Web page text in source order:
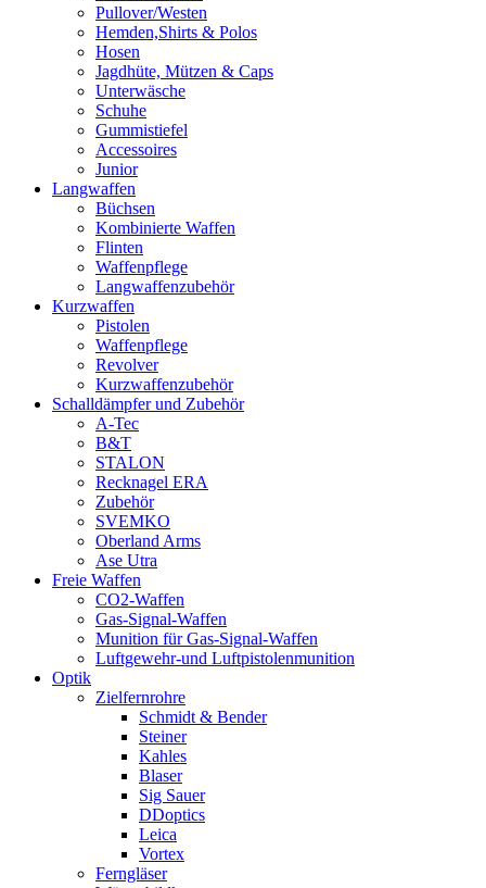
Pullover/Westen
Hemden,Shirts & Polos
Hosen
Jagdhüte, Mützen & Caps
Unterwäsche
Schuhe
Gummistiefel
Accessoires
Junior
Langwaffen
Büchsen
Kombinierte Waffen
Flinten
Waffenpflege
Langwaffenzubehör
Kurzwaffen
Pistolen
Waffenpflege
Revolver
Kurzwaffenzubehör
Schalldämpfer und Zubehör
A-Tec
B&T
STALON
Recknagel ERA
Zubehör
SVEMKO
Oberland Arms
Ase Utra
Freie Waffen
CO2-Waffen
Gas-Signal-Waffen
Munition für Gas-Signal-Waffen
Luftgewehr-und Luftpistolenmunition
Optik
Zielfernrohre
Schmidt & Bender
Steiner
Kahles
Blaser
Sig Sauer
DDoptics
Leica
Vortex
Ferngläser